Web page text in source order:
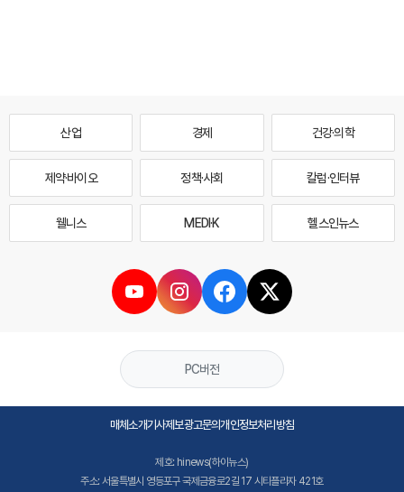
산업 경제 건강·의학
제약·바이오 정책·사회 칼럼·인터뷰
웰니스 MEDI·K 헬스인뉴스
PC버전
매체소개기사제보광고문의개인정보처리방침
제호: hinews(하이뉴스)
주소: 서울특별시 영등포구 국제금융로2길 17 시티플라자 421호